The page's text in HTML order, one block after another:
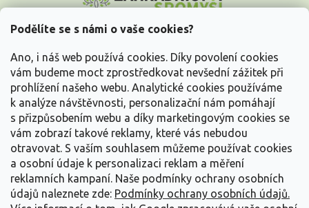
Podělíte se s námi o vaše cookies?
Ano, i náš web používá cookies. Díky povolení cookies
vám budeme moct zprostředkovat nevšední zážitek při
prohlížení našeho webu. Analytické cookies používáme
k analýze návštěvnosti, personalizační nám pomáhají
s přizpůsobením webu a díky marketingovým cookies se
vám zobrazí takové reklamy, které vás nebudou
otravovat. S vaším souhlasem můžeme používat cookies
a osobní údaje k personalizaci reklam a měření
reklamních kampaní. Naše podmínky ochrany osobních
údajů naleznete zde: Podmínky ochrany osobních údajů.
p
Vše o nákupu
Informace pro Vás
Kontakujte nás